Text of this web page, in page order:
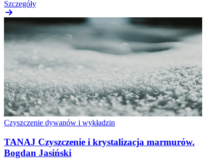
Szczegóły
Czyszczenie dywanów i wykładzin
TANAJ Czyszczenie i krystalizacja marmurów.
Bogdan Jasiński